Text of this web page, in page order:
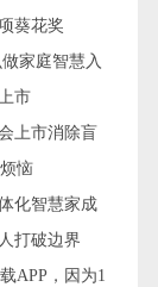
葵花奖
家庭智慧入
市
上市消除盲
恼
化智慧家成
打破边界
APP，因为1